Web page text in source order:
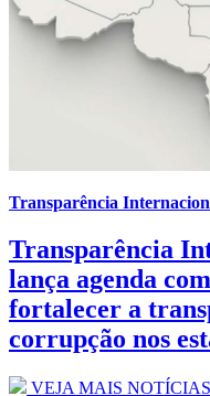
Transparência
Transparência
lança agenda
fortalecer a
corrupção nos
VEJA MAIS NOTÍCIAS